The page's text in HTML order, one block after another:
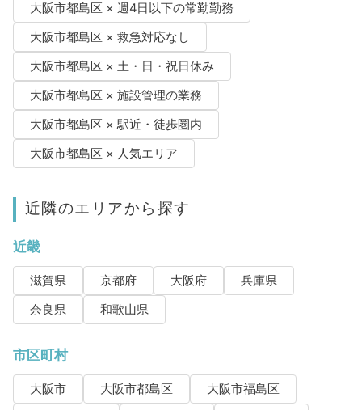
大阪市都島区 × 週4日以下の常勤勤務
大阪市都島区 × 救急対応なし
大阪市都島区 × 土・日・祝日休み
大阪市都島区 × 施設管理の業務
大阪市都島区 × 駅近・徒歩圏内
大阪市都島区 × 人気エリア
近隣のエリアから探す
近畿
滋賀県 京都府 大阪府
兵庫県
奈良県
和歌山県
市区町村
大阪市 大阪市都島区
大阪市福島区